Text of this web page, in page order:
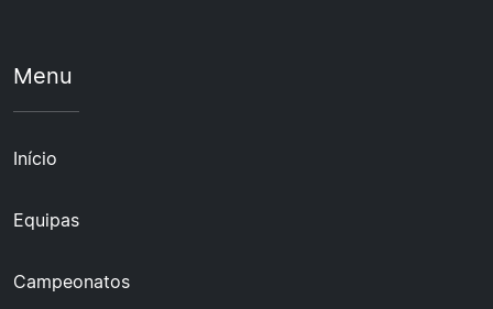
Menu
Início
Equipas
Campeonatos